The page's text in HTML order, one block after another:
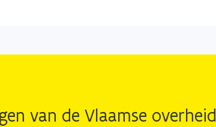
naar
van de Vlaamse overheid